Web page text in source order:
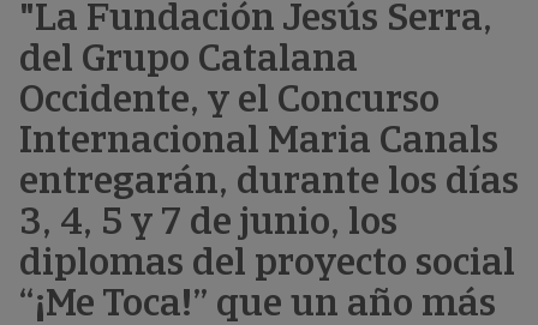
"La Fundación Jesús Serra,
del Grupo Catalana
Occidente, y el Concurso
Internacional Maria Canals
entregarán, durante los días
3, 4, 5 y 7 de junio, los
diplomas del proyecto social
“¡Me Toca!” que un año más